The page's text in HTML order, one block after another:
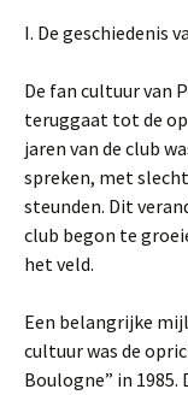
I. De geschiedenis
De fan cultuur van
teruggaat tot de
jaren van de club
spreken, met
steunden. Dit
club begon te
het veld.
Een belangrijke
cultuur was de
Boulogne” in